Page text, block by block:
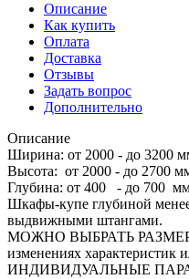
Описание
Как купить
Оплата
Доставка
Отзывы
Задать вопрос
Дополнительно
Описание
Ширина: от 2000 - до 3200
Высота: от 2000 - до 2700
Глубина: от 400 - до 700
Шкафы-купе глубиной
выдвижными штангами.
МОЖНО ВЫБРАТЬ
изменениях
ИНДИВИДУАЛЬНЫЕ